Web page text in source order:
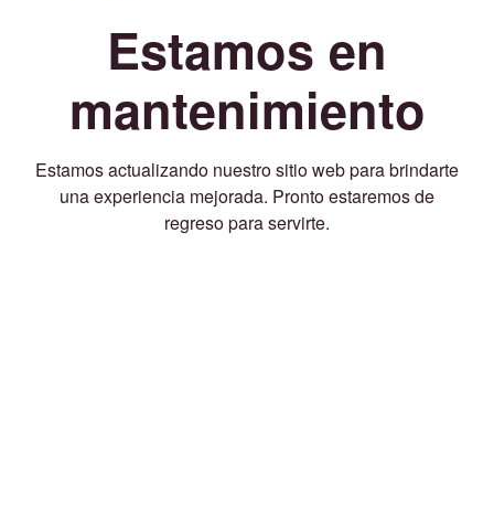
Estamos en
mantenimiento
Estamos actualizando nuestro sitio web para brindarte
una experiencia mejorada. Pronto estaremos de
regreso para servirte.